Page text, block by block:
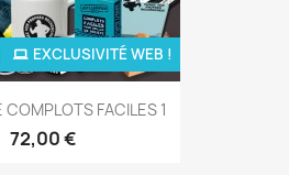
COMPLOTS FACILES 1
72,00 €
EXCLUSIVITÉ WEB !